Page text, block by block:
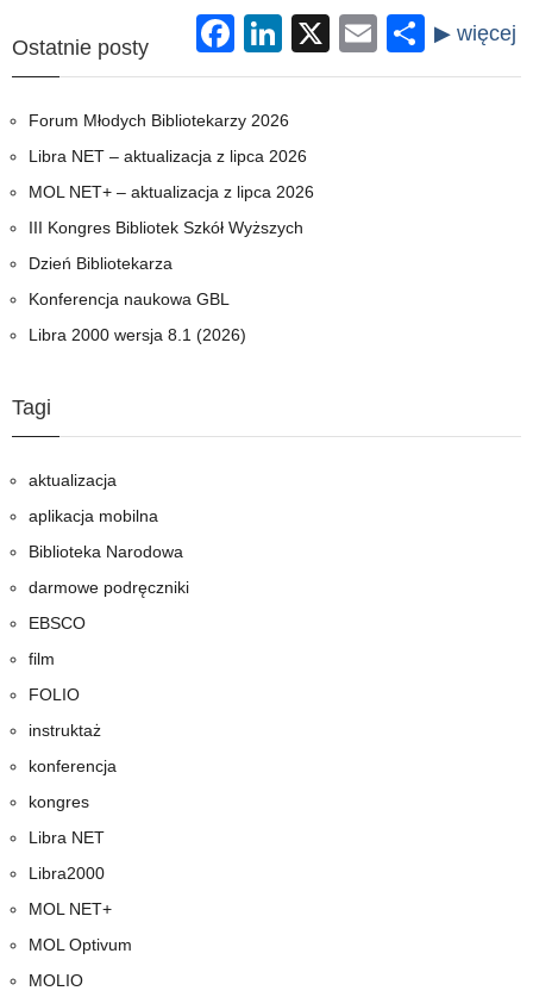
Facebook
LinkedIn
X EmailShare
Ostatnie posty
Forum Młodych Bibliotekarzy 2026
Libra NET – aktualizacja z lipca 2026
MOL NET+ – aktualizacja z lipca 2026
III Kongres Bibliotek Szkół Wyższych
Dzień Bibliotekarza
Konferencja naukowa GBL
Libra 2000 wersja 8.1 (2026)
Tagi
aktualizacja
aplikacja mobilna
Biblioteka Narodowa
darmowe podręczniki
EBSCO
film
FOLIO
instruktaż
konferencja
kongres
Libra NET
Libra2000
MOL NET+
MOL Optivum
MOLIO